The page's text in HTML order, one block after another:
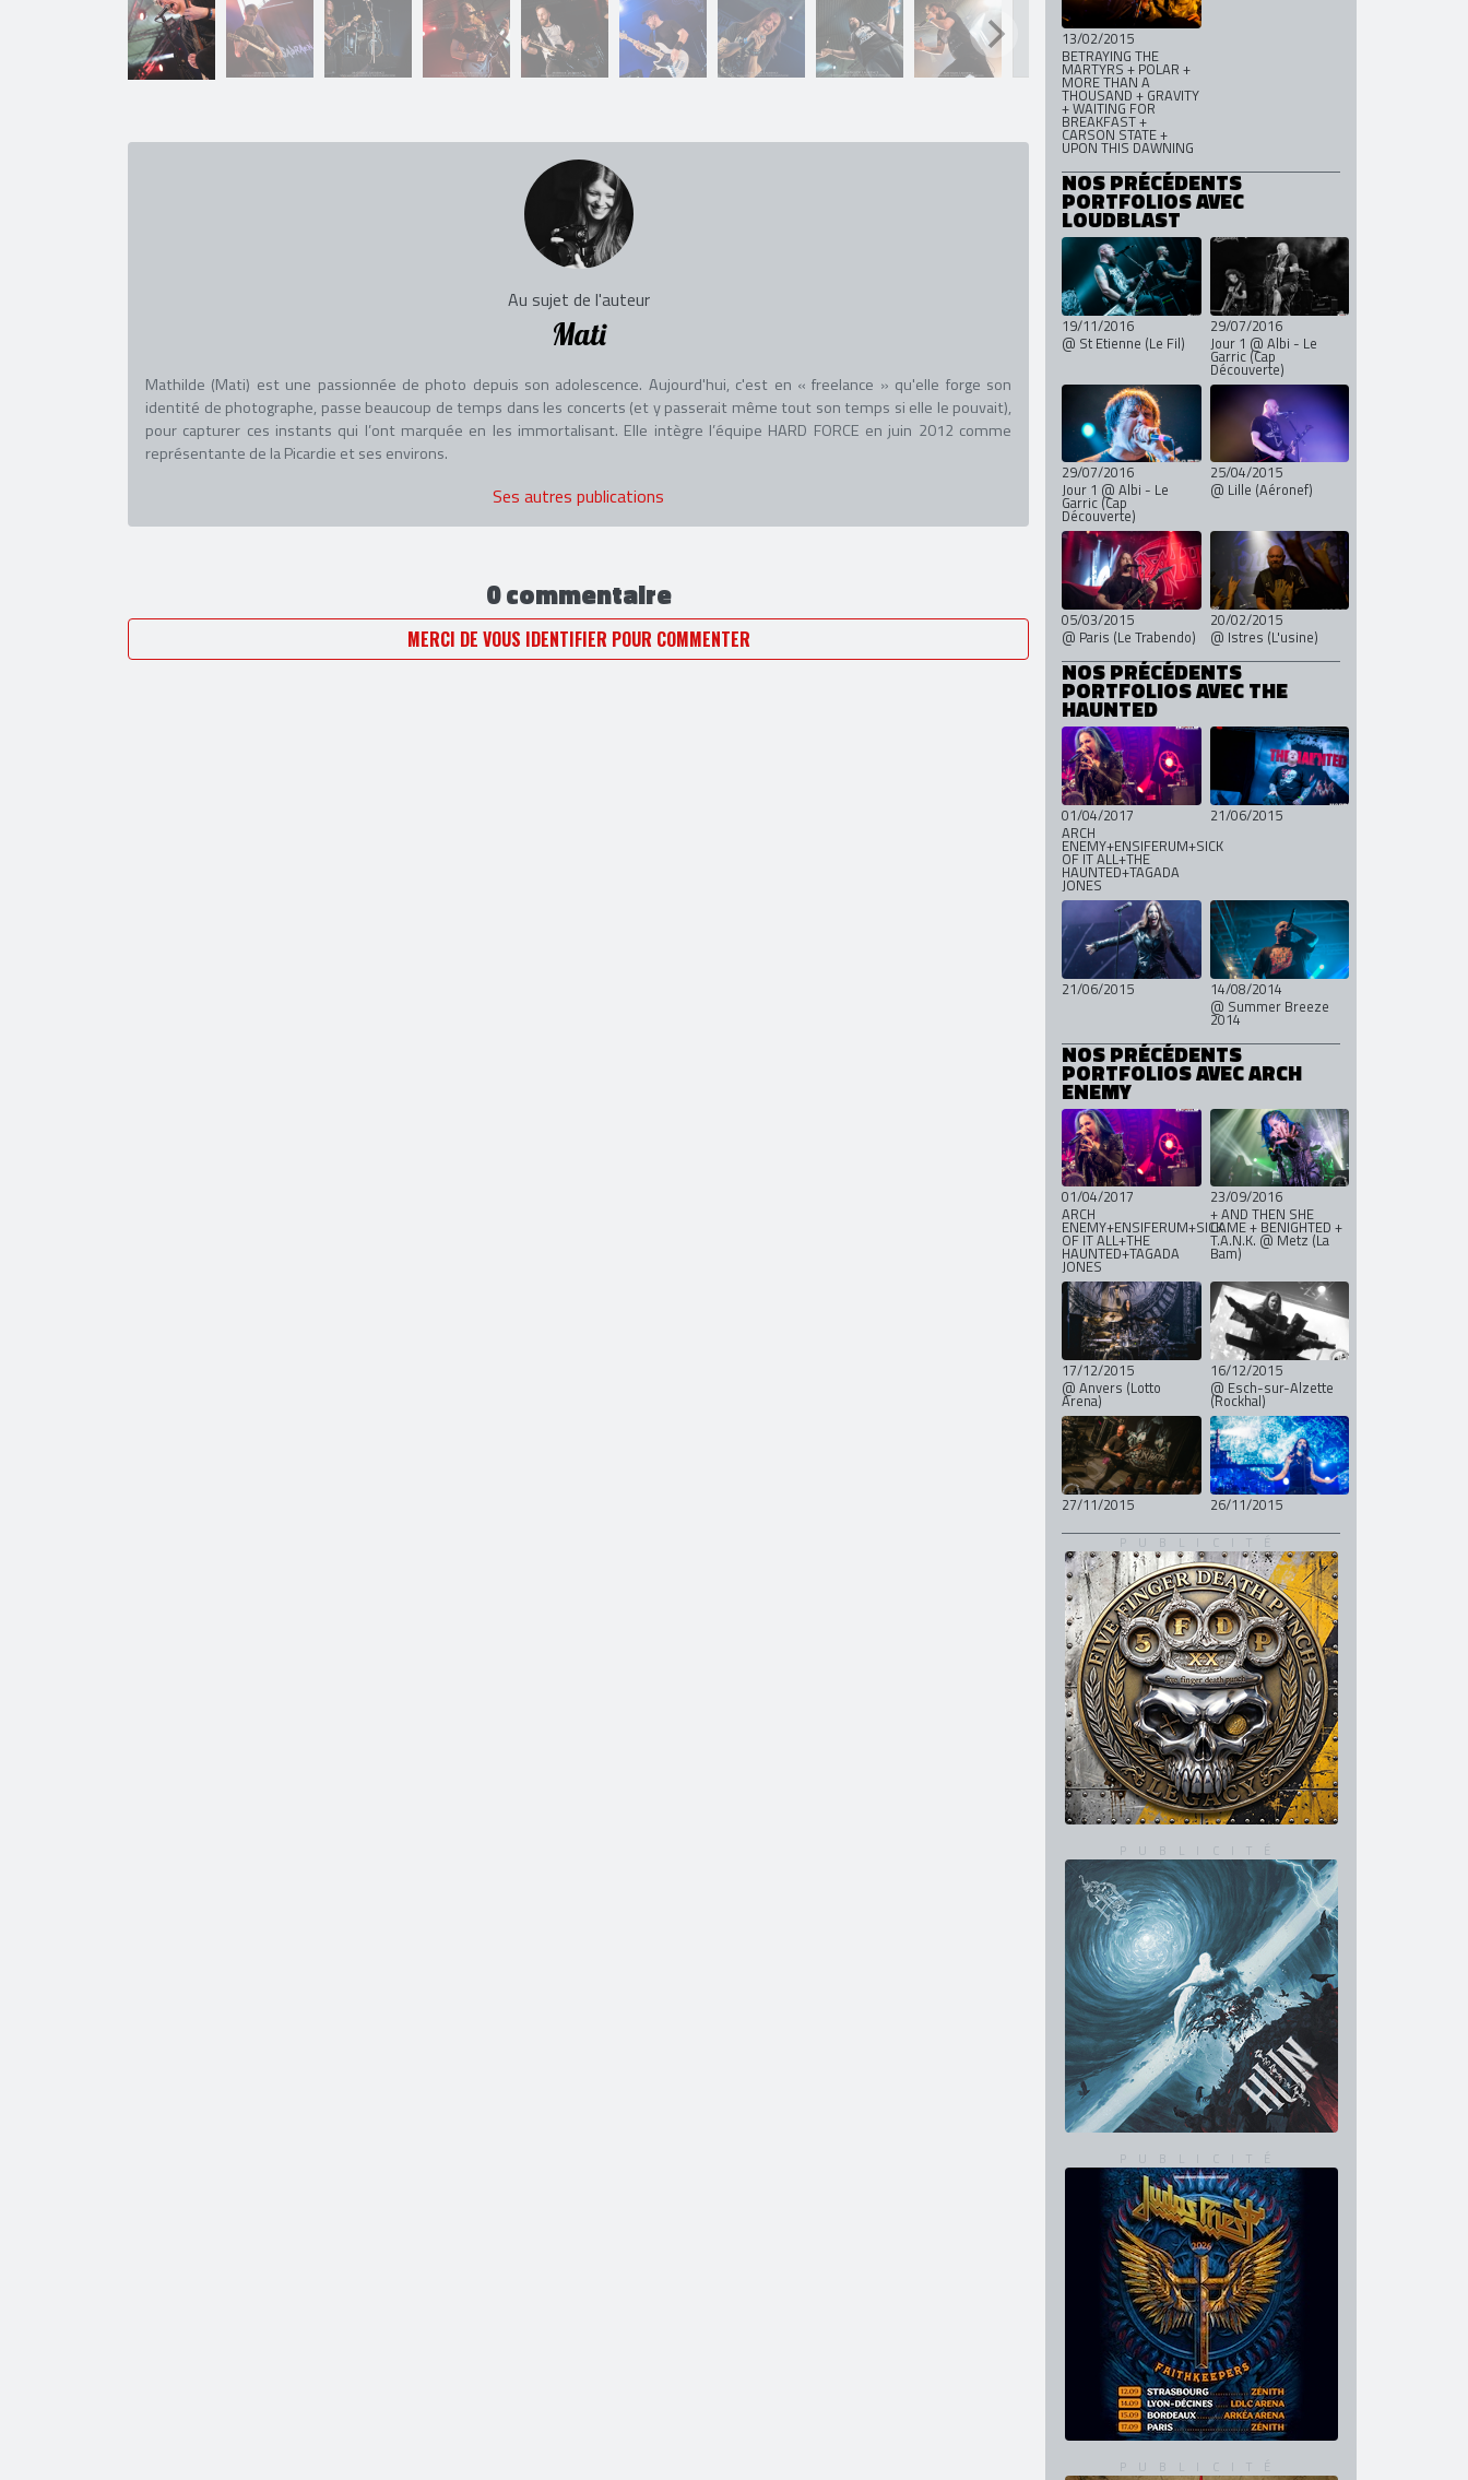
Mati
Mathilde (Mati) est une passionnée de photo depuis son adolescence. Aujourd'hui, c'est en « freelance » qu'elle forge son
pour capturer ces instants qui l’ont marquée en les immortalisant. Elle intègre l’équipe HARD FORCE en juin 2012 comme
0 commentaire
13/02/2015
BETRAYING THE
MARTYRS + POLAR +
MORE THAN A
+ WAITING FOR
BREAKFAST +
CARSON STATE +
UPON THIS DAWNING
NOS PRÉCÉDENTS
PORTFOLIOS AVEC
LOUDBLAST
19/11/2016
@ St Etienne (Le Fil)
29/07/2016
Jour 1 @ Albi - Le
Garric (Cap
Découverte)
29/07/2016
Jour 1 @ Albi - Le
Garric (Cap
Découverte)
25/04/2015
@ Lille (Aéronef)
05/03/2015
@ Paris (Le Trabendo)
20/02/2015
@ Istres (L'usine)
NOS PRÉCÉDENTS
PORTFOLIOS AVEC THE
HAUNTED
01/04/2017
ARCH
ENEMY+ENSIFERUM+SICK
OF IT ALL+THE
HAUNTED+TAGADA
JONES
21/06/2015
14/08/2014
@ Summer Breeze
2014
NOS PRÉCÉDENTS
PORTFOLIOS AVEC ARCH
ENEMY
01/04/2017
ARCH
ENEMY+ENSIFERUM+SICK
OF IT ALL+THE
HAUNTED+TAGADA
JONES
23/09/2016
+ AND THEN SHE
CAME + BENIGHTED +
T.A.N.K. @ Metz (La
Bam)
17/12/2015
@ Anvers (Lotto
Arena)
16/12/2015
@ Esch-sur-Alzette
(Rockhal)
27/11/2015 26/11/2015